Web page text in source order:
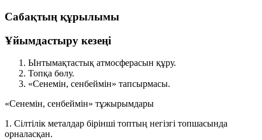
Сабақтың құрылымы
Ұйымдастыру кезеңі
Ынтымақтастық атмосферасын құру.
Топқа бөлу.
«Сенемін, сенбеймін» тапсырмасы.
«Сенемін, сенбеймін» тұжырымдары
1. Сілтілік металдар бірінші топтың негізгі топшасында
орналасқан.